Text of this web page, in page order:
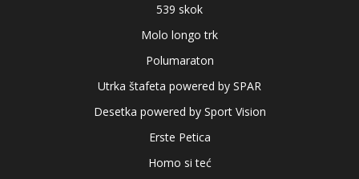
539 skok
Molo longo trk
Polumaraton
Utrka štafeta powered by SPAR
Desetka powered by Sport Vision
Erste Petica
Homo si teć